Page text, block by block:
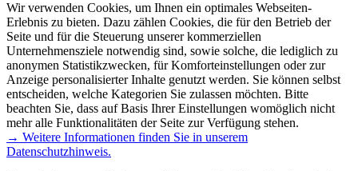
Wir verwenden Cookies, um Ihnen ein optimales Webseiten-
Erlebnis zu bieten. Dazu zählen Cookies, die für den Betrieb der
Seite und für die Steuerung unserer kommerziellen
Unternehmensziele notwendig sind, sowie solche, die lediglich zu
anonymen Statistikzwecken, für Komforteinstellungen oder zur
Anzeige personalisierter Inhalte genutzt werden. Sie können selbst
entscheiden, welche Kategorien Sie zulassen möchten. Bitte
beachten Sie, dass auf Basis Ihrer Einstellungen womöglich nicht
mehr alle Funktionalitäten der Seite zur Verfügung stehen.
→ Weitere Informationen finden Sie in unserem
Datenschutzhinweis.